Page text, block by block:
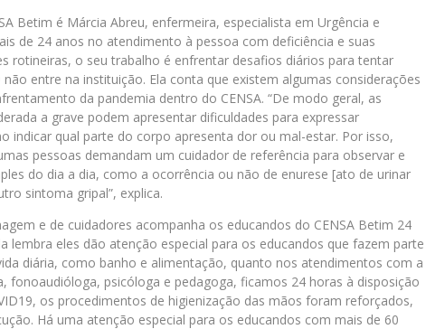
Betim é Márcia Abreu, enfermeira, especialista em Urgência e
de 24 anos no atendimento à pessoa com deficiência e suas
rotineiras, o seu trabalho é enfrentar desafios diários para tentar
entre na instituição. Ela conta que existem algumas considerações
da pandemia dentro do CENSA. “De modo geral, as
a grave podem apresentar dificuldades para expressar
indicar qual parte do corpo apresenta dor ou mal-estar. Por isso,
pessoas demandam um cuidador de referência para observar e
do dia a dia, como a ocorrência ou não de enurese [ato de urinar
sintoma gripal”, explica.
e de cuidadores acompanha os educandos do CENSA Betim 24
lembra eles dão atenção especial para os educandos que fazem parte
diária, como banho e alimentação, quanto nos atendimentos com a
fonoaudióloga, psicóloga e pedagoga, ficamos 24 horas à disposição
os procedimentos de higienização das mãos foram reforçados,
Há uma atenção especial para os educandos com mais de 60